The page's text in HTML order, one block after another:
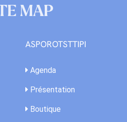
MAP
ASPOROTSTTIPI
Agenda
Présentation
Boutique